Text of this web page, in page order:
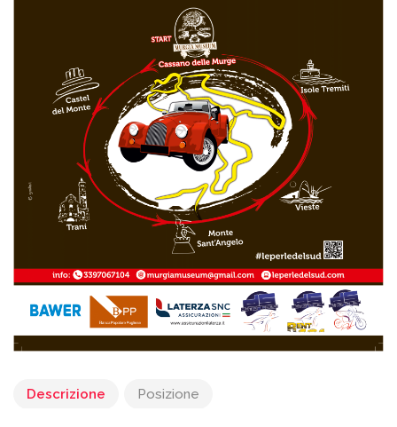
Descrizione Posizione